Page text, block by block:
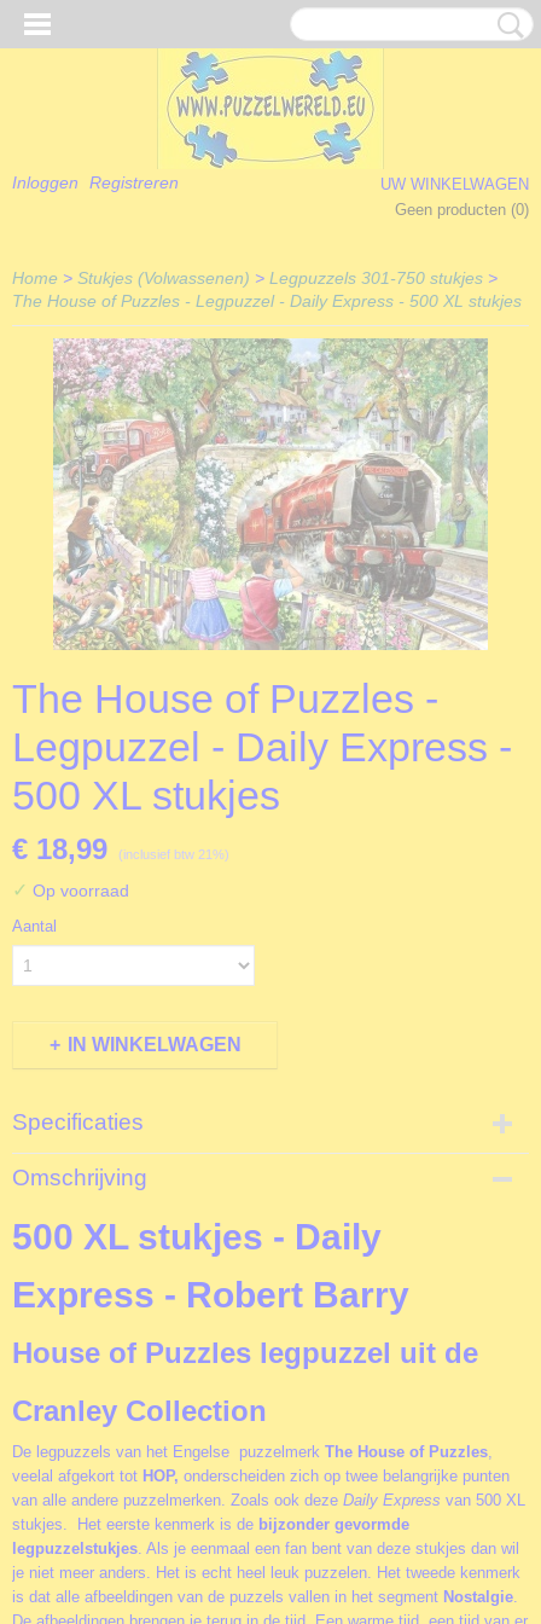
Inloggen Registreren
UW WINKELWAGEN
Geen producten (0)
Home > Stukjes (Volwassenen) > Legpuzzels 301-750 stukjes >
The House of Puzzles - Legpuzzel - Daily Express - 500 XL stukjes
The House of Puzzles -
Legpuzzel - Daily Express -
500 XL stukjes
€ 18,99 (inclusief btw 21%)
✓ Op voorraad
Aantal
IN WINKELWAGEN
Specificaties
Productcode
T5927
EAN code
5060002005927
The House of Puzzles
68,5x48,5 cm
Omschrijving
500 XL stukjes - Daily
Express - Robert Barry
House of Puzzles legpuzzel uit de
Cranley Collection
De legpuzzels van het Engelse puzzelmerk The House of Puzzles,
veelal afgekort tot HOP, onderscheiden zich op twee belangrijke punten
van alle andere puzzelmerken. Zoals ook deze Daily Express van 500 XL
stukjes. Het eerste kenmerk is de bijzonder gevormde
legpuzzelstukjes. Als je eenmaal een fan bent van deze stukjes dan wil
je niet meer anders. Het is echt heel leuk puzzelen. Het tweede kenmerk
is dat alle afbeeldingen van de puzzels vallen in het segment Nostalgie.